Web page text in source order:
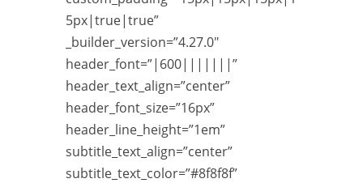
5px|true|true”
_builder_version=”4.27.0″
header_font=”|600|||||||”
header_text_align=”center”
header_font_size=”16px”
header_line_height=”1em”
subtitle_text_align=”center”
subtitle_text_color=”#8f8f8f”